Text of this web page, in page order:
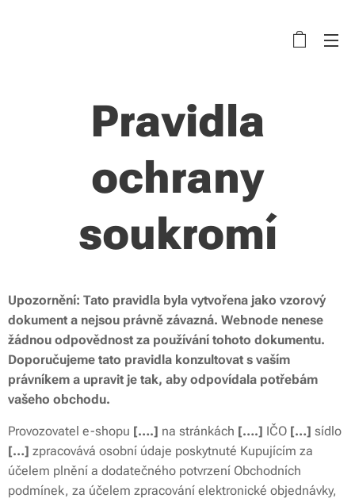
Pravidla
ochrany
soukromí
Upozornění: Tato pravidla byla vytvořena jako vzorový
dokument a nejsou právně závazná. Webnode nenese
žádnou odpovědnost za používání tohoto dokumentu.
Doporučujeme tato pravidla konzultovat s vaším
právníkem a upravit je tak, aby odpovídala potřebám
vašeho obchodu.
Provozovatel e-shopu [….] na stránkách [….] IČO […] sídlo
[…] zpracovává osobní údaje poskytnuté Kupujícím za
účelem plnění a dodatečného potvrzení Obchodních
podmínek, za účelem zpracování elektronické objednávky,